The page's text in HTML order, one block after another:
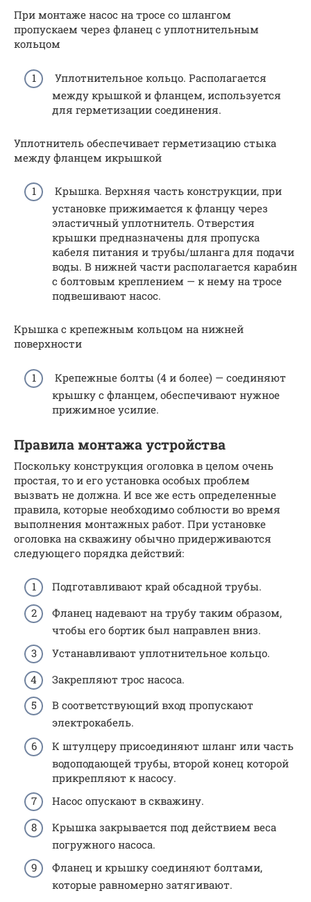
При монтаже насос на тросе со шлангом
пропускаем через фланец с уплотнительным
кольцом
Уплотнительное кольцо. Располагается
между крышкой и фланцем, используется
для герметизации соединения.
Уплотнитель обеспечивает герметизацию стыка
между фланцем икрышкой
Крышка. Верхняя часть конструкции, при
установке прижимается к фланцу через
эластичный уплотнитель. Отверстия
крышки предназначены для пропуска
кабеля питания и трубы/шланга для подачи
воды. В нижней части располагается карабин
с болтовым креплением — к нему на тросе
подвешивают насос.
Крышка с крепежным кольцом на нижней
поверхности
Крепежные болты (4 и более) — соединяют
крышку с фланцем, обеспечивают нужное
прижимное усилие.
Правила монтажа устройства
Поскольку конструкция оголовка в целом очень
простая, то и его установка особых проблем
вызвать не должна. И все же есть определенные
правила, которые необходимо соблюсти во время
выполнения монтажных работ. При установке
оголовка на скважину обычно придерживаются
следующего порядка действий:
Подготавливают край обсадной трубы.
Фланец надевают на трубу таким образом,
чтобы его бортик был направлен вниз.
Устанавливают уплотнительное кольцо.
Закрепляют трос насоса.
В соответствующий вход пропускают
электрокабель.
К штулцеру присоединяют шланг или часть
водоподающей трубы, второй конец которой
прикрепляют к насосу.
Насос опускают в скважину.
Крышка закрывается под действием веса
погружного насоса.
Фланец и крышку соединяют болтами,
которые равномерно затягивают.